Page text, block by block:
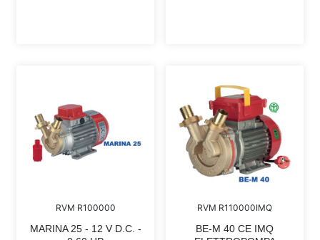
RVM R100000
MARINA 25 - 12 V D.C. -
RVM R110000IMQ
BE-M 40 CE IMQ